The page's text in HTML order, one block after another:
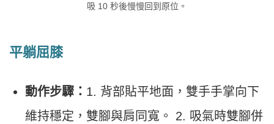
吸 10 秒後慢慢回到原位。
平躺屈膝
動作步驟： 1. 背部貼平地面，雙手手掌向下
維持穩定，雙腳與肩同寬。 2. 吸氣時雙腳併